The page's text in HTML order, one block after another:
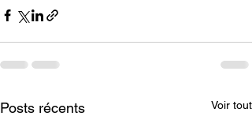
Posts récents Voir tout